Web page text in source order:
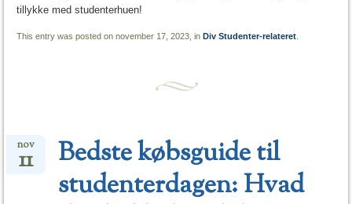
tillykke med studenterhuen!
This entry was posted on november 17, 2023, inDiv Studenter-relateret
Bedste købsguide til
studenterdagen: Hvad
nov
11